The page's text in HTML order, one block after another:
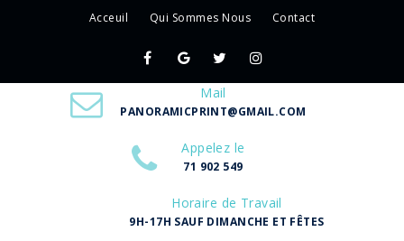
Acceuil Qui Sommes Nous Contact
Mail
PANORAMICPRINT@GMAIL.COM
Appelez le
71 902 549
Horaire de Travail
9H-17H SAUF DIMANCHE ET FÊTES